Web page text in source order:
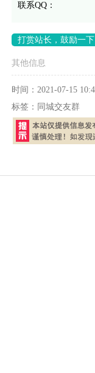
联系QQ：
打赏站长，鼓励一
其他信息
时间： 2021-07-15
标签： 同城交友群